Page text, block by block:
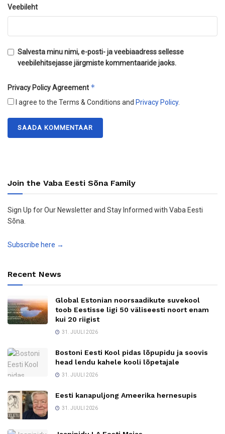
Veebileht
Salvesta minu nimi, e-posti- ja veebiaadress sellesse
veebilehitsejasse järgmiste kommentaaride jaoks.
Privacy Policy Agreement *
I agree to the Terms & Conditions and Privacy Policy.
Join the Vaba Eesti Sõna Family
Sign Up for Our Newsletter and Stay Informed with Vaba Eesti
Sõna.
Subscribe here →
Recent News
Global Estonian noorsaadikute suvekool
toob Eestisse ligi 50 väliseesti noort enam
kui 20 riigist
31. JUULI 2026
Bostoni Eesti Kool pidas lõpupidu ja soovis
head lendu kahele kooli lõpetajale
31. JUULI 2026
Eesti kanapuljong Ameerika hernesupis
31. JUULI 2026